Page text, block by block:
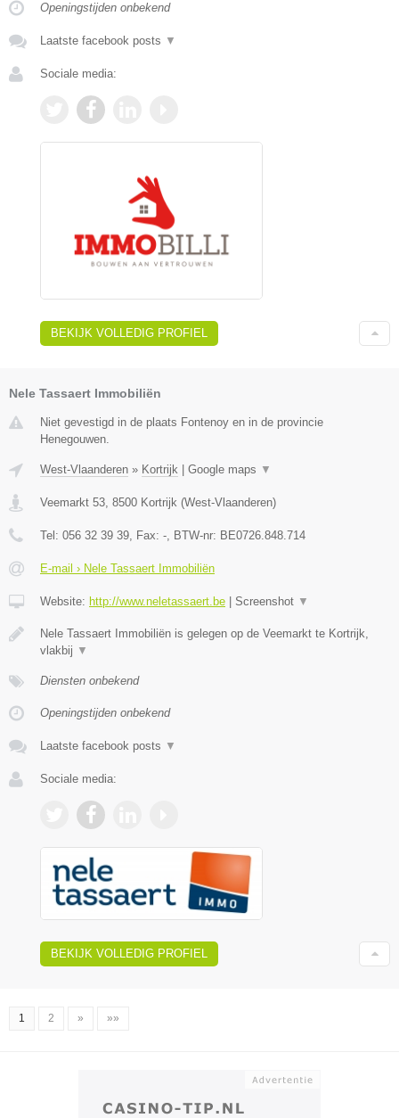
Openingstijden onbekend
Laatste facebook posts ▼
Sociale media:
BEKIJK VOLLEDIG PROFIEL
Nele Tassaert Immobiliën
Niet gevestigd in de plaats Fontenoy en in de provincie
Henegouwen.
West-Vlaanderen » Kortrijk Google maps ▼
Veemarkt 53 8500 Kortrijk (West-Vlaanderen)
Tel: 056 32 39 39 , Fax: - , BTW-nr: BE0726.848.714
E-mail › Nele Tassaert Immobiliën
Website: http://www.neletassaert.be Screenshot ▼
Nele Tassaert Immobiliën is gelegen op de Veemarkt te Kortrijk,
vlakbij ▼
Diensten onbekend
Openingstijden onbekend
Laatste facebook posts ▼
Sociale media:
BEKIJK VOLLEDIG PROFIEL
1 2 » »»